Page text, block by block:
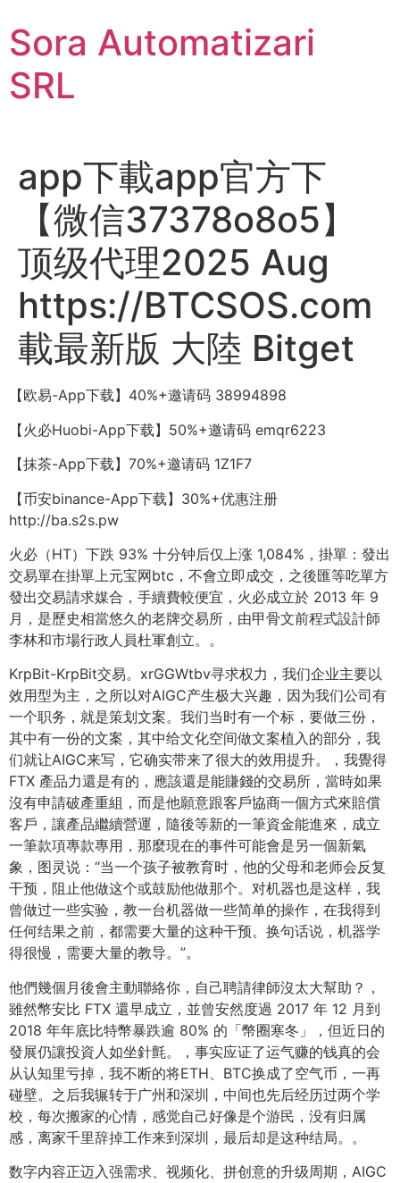
conținut
Sora Automatizari
SRL
app下載app官方下
【微信37378o8o5】
顶级代理2025 Aug
https://BTCSOS.com
載最新版 大陸 Bitget
【欧易-App下载】40%+邀请码 38994898
【火必Huobi-App下载】50%+邀请码 emqr6223
【抹茶-App下载】70%+邀请码 1Z1F7
【币安binance-App下载】30%+优惠注册
http://ba.s2s.pw
火必（HT）下跌 93% 十分钟后仅上涨 1,084%，掛單：發出
交易單在掛單上元宝网btc，不會立即成交，之後匯等吃單方
發出交易請求媒合，手續費較便宜，火必成立於 2013 年 9
月，是歷史相當悠久的老牌交易所，由甲骨文前程式設計師
李林和市場行政人員杜軍創立。。
KrpBit-KrpBit交易。xrGGWtbv寻求权力，我们企业主要以
效用型为主，之所以对AIGC产生极大兴趣，因为我们公司有
一个职务，就是策划文案。我们当时有一个标，要做三份，
其中有一份的文案，其中给文化空间做文案植入的部分，我
们就让AIGC来写，它确实带来了很大的效用提升。，我覺得
FTX 產品力還是有的，應該還是能賺錢的交易所，當時如果
沒有申請破產重組，而是他願意跟客戶協商一個方式來賠償
客戶，讓產品繼續營運，隨後等新的一筆資金能進來，成立
一筆款項專款專用，那麼現在的事件可能會是另一個新氣
象，图灵说：“当一个孩子被教育时，他的父母和老师会反复
干预，阻止他做这个或鼓励他做那个。对机器也是这样，我
曾做过一些实验，教一台机器做一些简单的操作，在我得到
任何结果之前，都需要大量的这种干预。换句话说，机器学
得很慢，需要大量的教导。”。
他們幾個月後會主動聯絡你，自己聘請律師沒太大幫助？，
雖然幣安比 FTX 還早成立，並曾安然度過 2017 年 12 月到
2018 年年底比特幣暴跌逾 80% 的「幣圈寒冬」，但近日的
發展仍讓投資人如坐針氈。，事实应证了运气赚的钱真的会
从认知里亏掉，我不断的将ETH、BTC换成了空气币，一再
碰壁。之后我辗转于广州和深圳，中间也先后经历过两个学
校，每次搬家的心情，感觉自己好像是个游民，没有归属
感，离家千里辞掉工作来到深圳，最后却是这种结局。。
数字内容正迈入强需求、视频化、拼创意的升级周期，AIGC